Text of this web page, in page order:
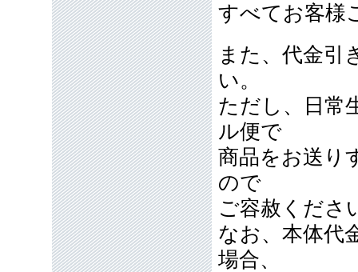
すべてお客様
また、代金引
い。
ただし、日常
ル便で
商品をお送り
ので
ご容赦くださ
なお、本体代
場合、